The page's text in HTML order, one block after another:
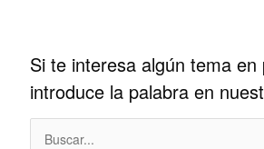
Si te interesa algún tema en
introduce la palabra en
Buscar:
Historico